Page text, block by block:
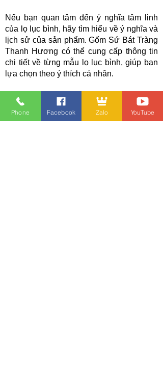
Nếu bạn quan tâm đến ý nghĩa tâm linh
của lọ lục bình, hãy tìm hiểu về ý nghĩa và
lịch sử của sản phẩm. Gốm Sứ Bát Tràng
Thanh Hương có thể cung cấp thông tin
chi tiết về từng mẫu lọ lục bình, giúp bạn
lựa chọn theo ý thích cá nhân.
7. Đánh Giá và Phản Hồi:
Phone Facebook Zalo YouTube